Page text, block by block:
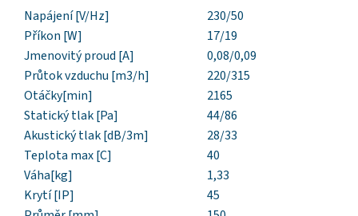
Napájení [V/Hz]
230/50
Příkon [W]
17/19
Jmenovitý proud [A]
0,08/0,09
Průtok vzduchu [m3/h]
220/315
Otáčky[min]
2165
Statický tlak [Pa]
44/86
Akustický tlak [dB/3m]
28/33
Teplota max [C]
40
Váha[kg]
1,33
Krytí [IP]
45